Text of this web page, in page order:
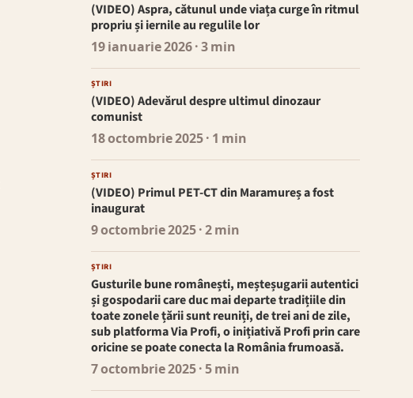
(VIDEO) Aspra, cătunul unde viața curge în ritmul
propriu și iernile au regulile lor
19 ianuarie 2026· 3 min
ȘTIRI
(VIDEO) Adevărul despre ultimul dinozaur
comunist
18 octombrie 2025· 1 min
ȘTIRI
(VIDEO) Primul PET-CT din Maramureș a fost
inaugurat
9 octombrie 2025· 2 min
ȘTIRI
Gusturile bune românești, meșteșugarii autentici
și gospodarii care duc mai departe tradițiile din
toate zonele țării sunt reuniți, de trei ani de zile,
sub platforma Via Profi, o inițiativă Profi prin care
oricine se poate conecta la România frumoasă.
7 octombrie 2025· 5 min